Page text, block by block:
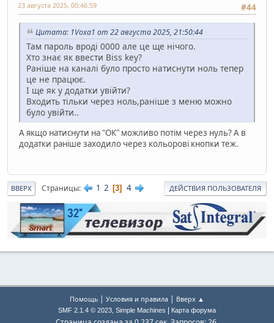
#44
23 августа 2025, 00:46:59
Цитата: 1Voxa1 от 22 августа 2025, 21:50:44
Там пароль вроді 0000 але це ще нічого.
Хто знає як ввести Biss key?
Раніше на каналі було просто натиснути ноль тепер
це не працює.
І ще як у додатки увійти?
Входить тільки через ноль,раніше з меню можно
було увійти..
А якщо натиснути на "ОК" можливо потім через нуль? А в
додатки раніше заходило через кольорові кнопки теж.
ВВЕРХ Страницы 1 2 3 4 ДЕЙСТВИЯ ПОЛЬЗОВАТЕЛЯ
Помощь | Условия и правила | Вверх ▲
SMF 2.1.4 © 2023, Simple Machines Карта форума